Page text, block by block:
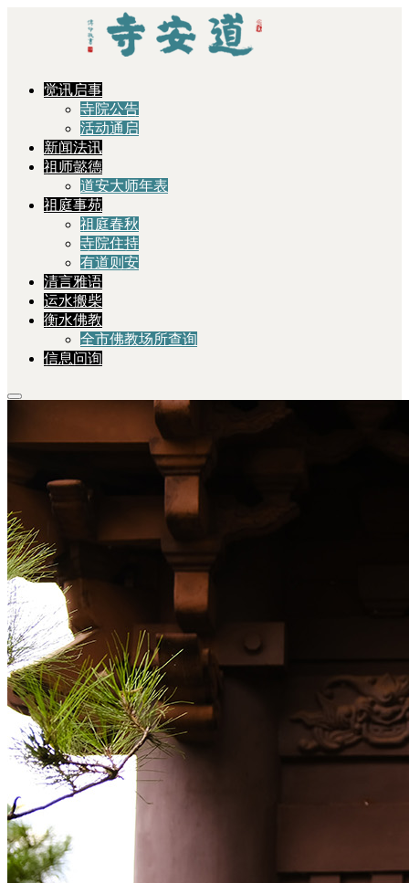
觉讯启事
寺院公告
活动通启
新闻法讯
祖师懿德
道安大师年表
祖庭事苑
祖庭春秋
寺院住持
有道则安
清言雅语
运水搬柴
衡水佛教
全市佛教场所查询
信息问询